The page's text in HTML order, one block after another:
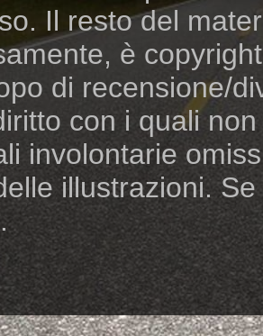
Il resto del
è
di recensione/
con i quali
involontarie
illustrazioni.